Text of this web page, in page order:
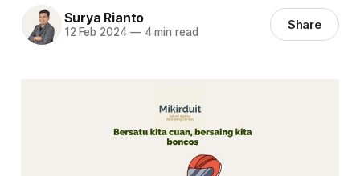
Surya Rianto
12 Feb 2024 —4 min read Share